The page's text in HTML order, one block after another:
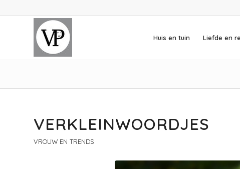
Huis en tuin Liefde en
VERKLEINWOORDJES
VROUW EN TRENDS